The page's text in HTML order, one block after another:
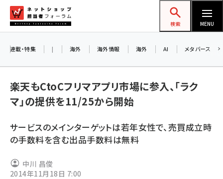
ン
ネットショップ担当者フォーラム
検索 MENU
yahoo (1908)
ecbeing (1211)
連載・特集 | 海外 海外情報 海外 AI メタバース
楽天もCtoCフリマアプリ市場に参入、「ラク
マ」の提供を11/25から開始
サービスのメインターゲットは若年女性で、売買成立時
の手数料を含む出品手数料は無料
中川 昌俊
2014年11月18日 7:00
AI
8/26